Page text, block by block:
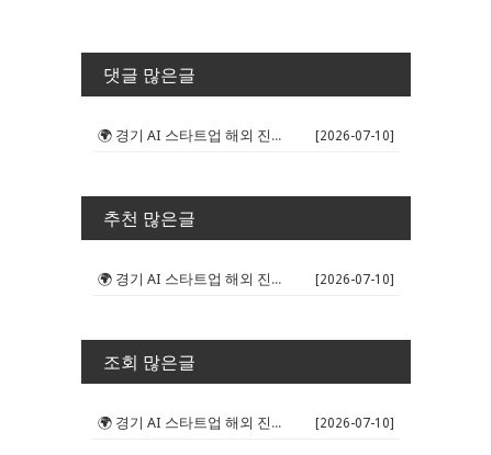
댓글 많은글
🌍 경기 AI 스타트업 해외 진출 판... [2026-07-10]
추천 많은글
🌍 경기 AI 스타트업 해외 진출 판... [2026-07-10]
조회 많은글
🌍 경기 AI 스타트업 해외 진출 판... [2026-07-10]